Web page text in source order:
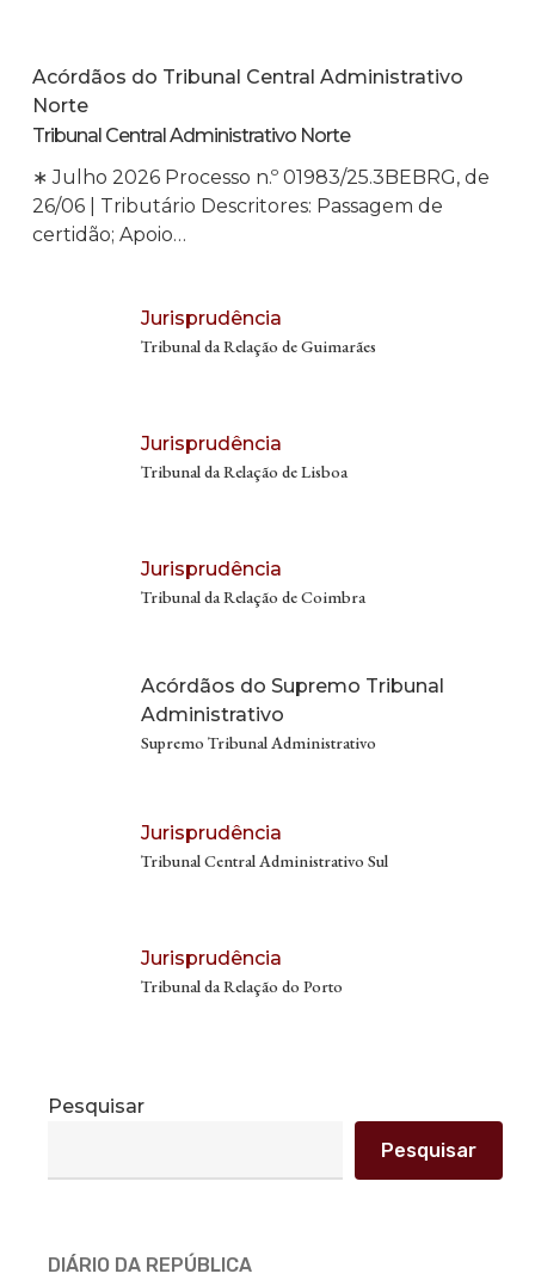
Acórdãos do Tribunal Central Administrativo
Norte
Tribunal Central Administrativo Norte
∗ Julho 2026 Processo n.º 01983/25.3BEBRG, de
26/06 | Tributário Descritores: Passagem de
certidão; Apoio…
Jurisprudência
Tribunal da Relação de Guimarães
Jurisprudência
Tribunal da Relação de Lisboa
Jurisprudência
Tribunal da Relação de Coimbra
Acórdãos do Supremo Tribunal
Administrativo
Supremo Tribunal Administrativo
Jurisprudência
Tribunal Central Administrativo Sul
Jurisprudência
Tribunal da Relação do Porto
Pesquisar
Pesquisar
DIÁRIO DA REPÚBLICA